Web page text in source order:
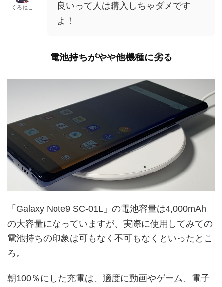
くろねこ
良いって人は購入しちゃダメです
よ！
電池持ちがやや他機種に劣る
「Galaxy Note9 SC-01L」の電池容量は4,000mAh
の大容量になっていますが、実際に使用してみての
電池持ちの印象は可もなく不可もなくといったとこ
ろ。
朝100％にした充電は、適度に動画やゲーム、電子